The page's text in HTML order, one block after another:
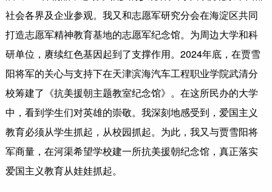
社会各界及企业参观。我又和志愿军研究分会在海淀区共同
打造志愿军精神教育基地的志愿军纪念馆。为周边大学和科
研单位，赓续红色基因起到了支撑作用。2024年底，在贾雪
阳将军的关心与支持下在天津滨海汽车工程职业学院武清分
校筹建了《抗美援朝主题教室纪念馆》。在这所民办的大学
中，看到学生们对英雄的崇敬。我深刻地感受到，爱国主义
教育必须从学生抓起，从校园抓起。为此，我又与贾雪阳将
军商量，在河渠希望学校建一所抗美援朝纪念馆，真正落实
爱国主义教育从娃娃抓起。